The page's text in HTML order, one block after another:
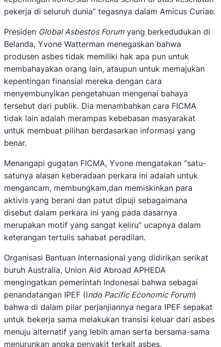
pekerja di seluruh dunia” tegasnya dalam Amicus Curiae.
Presiden Global Asbestos Forumyang berkedudukan di
Belanda, Yvone Watterman menegaskan bahwa
produsen asbes tidak memiliki hak apa pun untuk
membahayakan orang lain, ataupun untuk memajukan
kepentingan finansial mereka dengan cara
menyembunyikan pengetahuan mengenai bahaya
tersebut dari publik. Dia menambahkan cara FICMA
tidak lain adalah merampas kebebasan masyarakat
untuk membuat pilihan berdasarkan informasi yang
benar.
Menangapi gugatan FICMA, Yvone mengatakan “satu-
satunya alasan keberadaan perkara ini adalah untuk
mengancam, membungkam,dan memiskinkan para
aktivis yang berani dan patut dipuji sebagaimana
disebut dalam perkara ini yang pada dasarnya
merupakan motif yang sangat keliru” ucapnya dalam
keterangan tertulis sahabat peradilan.
Organisasi Bantuan Internasional yang didirikan serikat
buruh Australia, Union Aid Abroad APHEDA
mengingatkan pemerintah Indonesai bahwa sebagai
penandatangan IPEF (Indo Pacific Economic Forum)
bahwa di dalam pilar perjanjiannya negara IPEF sepakat
untuk bekerja sama melakukan transisi keluar dari asbes
menuju alternatif yang lebih aman serta bersama-sama
menurunkan angka penyakit terkait asbes.